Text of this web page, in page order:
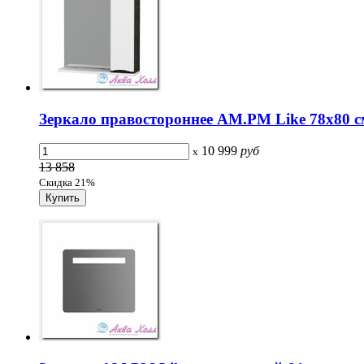
Зеркало правостороннее AM.PM Like 78х80
x 10 999 руб
13 858
Скидка 21%